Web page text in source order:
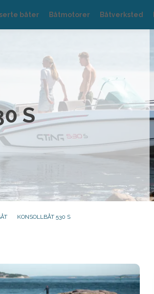
båter Båtmotorer Båtverksted
S
KONSOLLBÅT 530 S